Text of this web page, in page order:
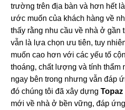
trường trên địa bàn và hơn hết
ước muốn của khách hàng về
thấy rằng nhu cầu về nhà ở gần
vẫn là lựa chọn ưu tiên, tuy
muốn cao hơn với các yếu tố
thoáng, chất lượng và tính thẩm
ngay bên trong nhưng vẫn đáp
đó chúng tôi đã xây dựngTopaz
mới về nhà ở bền vững, đáp